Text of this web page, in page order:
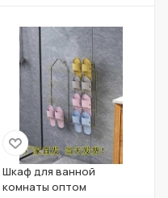
Шкаф для ванной
комнаты оптом